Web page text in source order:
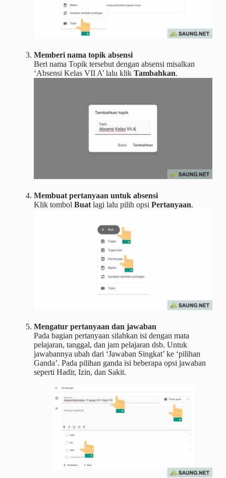
Memberi nama topik absensi
Beri nama Topik tersebut dengan absensi misalkan
‘Absensi Kelas VII A’ lalu klik Tambahkan.
Membuat pertanyaan untuk absensi
Klik tombol Buatlagi lalu pilih opsi Pertanyaan.
Mengatur pertanyaan dan jawaban
Pada bagian pertanyaan silahkan isi dengan mata
pelajaran, tanggal, dan jam pelajaran dsb. Untuk
jawabannya ubah dari ‘Jawaban Singkat’ ke ‘pilihan
Ganda’. Pada pilihan ganda isi beberapa opsi jawaban
seperti Hadir, Izin, dan Sakit.